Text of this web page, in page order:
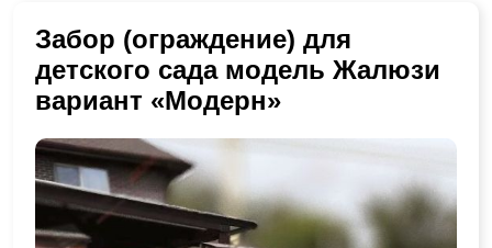
Забор (ограждение) для
детского сада модель Жалюзи
вариант «Модерн»